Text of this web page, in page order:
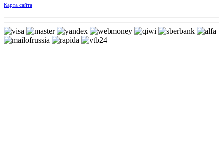
Карта сайта